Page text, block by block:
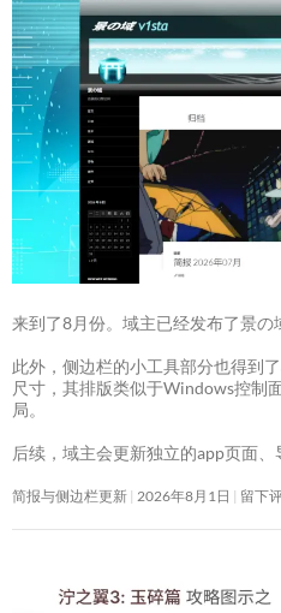
来到了8月份。域主已经发布了景の
此外，侧边栏的小工具部分也得到
尺寸，其排版类似于Windows控制
局。
后续，域主会更新独立的app页面、
简报与侧边栏更新 2026年8月1日 留下